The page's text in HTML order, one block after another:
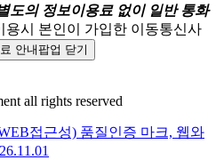
도의 정보이용료 없이 일반 통화
용시 본인이 가입한 이동통신사
안내팝업 닫기
all rights reserved